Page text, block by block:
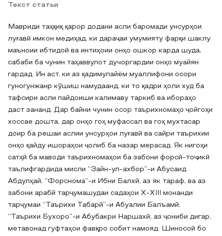
Текст статьи
Мавриди таҳқиқ қарор додани асли баромади унсурҳои
луғавӣ имкон медиҳад, ки дараҷаи умумияту фарқи шаклу
маъноии ибтидоӣ ва интиҳоии онҳо ошкор карда шуда,
сабаби ба чунин таҳаввулот дучоргардии онҳо муайян
гардад. Ин аст, ки аз қадимулайём муаллифони осори
гуногунжанр кӯшиш намудаанд, ки то қадри ҳоли худ ба
тафсири асли пайдоиши калимаву таркиб ва ибораҳо
даст зананд. Дар байни чунин осор таърихномаҳо ҷойгоҳи
хоссае дошта, дар онҳо гоҳ муфассал ва гоҳ мухтасар
доир ба решаи аслии унсурҳои луғавӣ ва сайри таърихии
онҳо қайду ишораҳои ҷолиб ба назар мерасад. Як нигоҳи
сатҳӣ ба маводи таърихномаҳои ба забони форсӣ-тоҷикӣ
таълифгардида мисли “Зайн-ул-ахбор”-и Абусаид
Абдулҳай, “Форснома”-и Ибни Балхӣ, аз як тараф, ва аз
забони арабӣ тарҷумашудаи садаҳои X-XIII монанди
тарҷумаи “Таърихи Табарӣ”-и Абуалии Балъамӣ,
“Таърихи Бухоро”-и Абубакри Наршахӣ, аз ҷониби дигар,
метавонад гуфтаҳои фавқро собит намояд. Шиносоӣ бо